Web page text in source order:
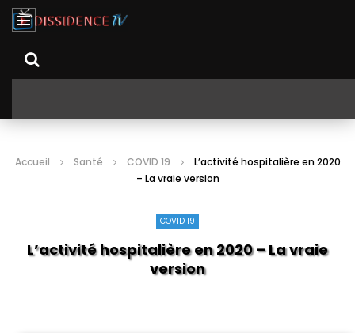
Accueil Santé COVID 19
L’activité hospitalière en 2020
– La vraie version
COVID 19
L’activité hospitalière en 2020 – La vraie
version